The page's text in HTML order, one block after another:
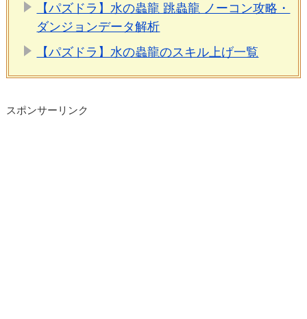
【パズドラ】水の蟲龍 跳蟲龍 ノーコン攻略・
ダンジョンデータ解析
【パズドラ】水の蟲龍のスキル上げ一覧
スポンサーリンク